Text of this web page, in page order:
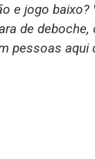
e jogo
de deboche,
pessoas aqui